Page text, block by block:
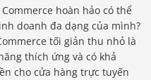
hoàn hảo có thể
doanh đa dạng của mình?
tối giản thu nhỏ là
thích ứng và có khả
cho cửa hàng trực tuyến